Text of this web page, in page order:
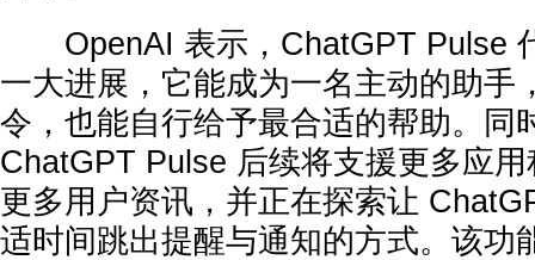
OpenAI 表示，ChatGPT Pulse
一大进展，它能成为一名主动的助手
令，也能自行给予最合适的帮助。同
ChatGPT Pulse 后续将支援更多应
更多用户资讯，并正在探索让
适时间跳出提醒与通知的方式。该功